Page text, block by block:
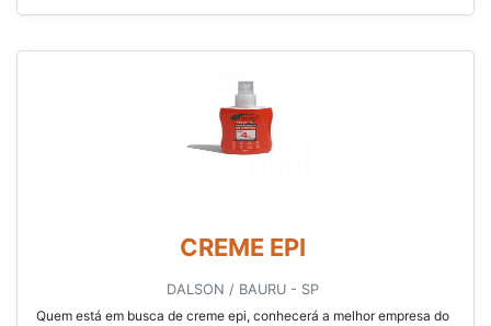
CREME EPI
DALSON / BAURU - SP
Quem está em busca de creme epi, conhecerá a melhor empresa do